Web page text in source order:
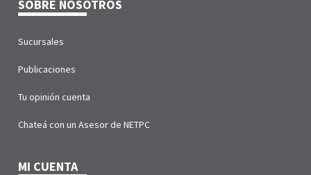
SOBRE NOSOTROS
Sucursales
Publicaciones
Tu opinión cuenta
Chateá con un Asesor de NETPC
MI CUENTA